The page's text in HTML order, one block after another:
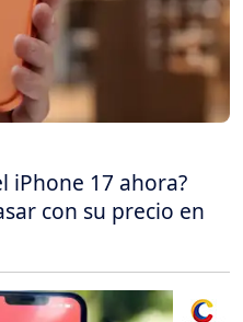
iPhone 17 ahora?
con su precio en